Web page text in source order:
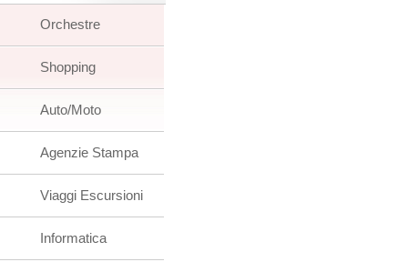
Orchestre
Shopping
Auto/Moto
Agenzie Stampa
Viaggi Escursioni
Informatica